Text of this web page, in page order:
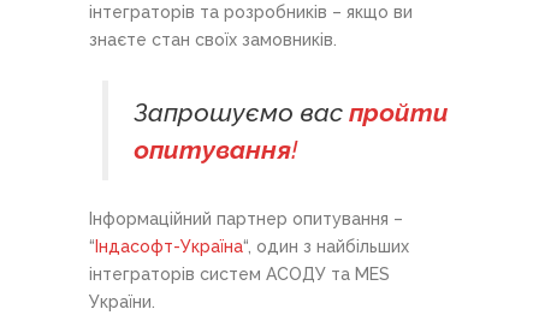
інтеграторів та розробників – якщо ви
знаєте стан своїх замовників.
Запрошуємо вас пройти
опитування!
Інформаційний партнер опитування –
“ Індасофт-Україна“, один з найбільших
інтеграторів систем АСОДУ та MES
України.